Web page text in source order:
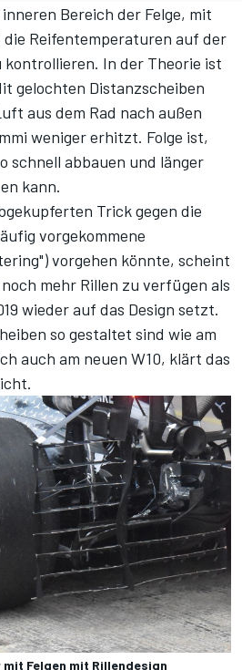
Bereich der Felge, mit
die Reifentemperaturen auf der
kontrollieren. In der Theorie ist
gelochten Distanzscheiben
aus dem Rad nach außen
weniger erhitzt. Folge ist,
schnell abbauen und länger
kann.
Trick gegen die
vorgekommene
vorgehen könnte, scheint
mehr Rillen zu verfügen als
wieder auf das Design setzt.
so gestaltet sind wie am
auch am neuen W10, klärt das
Felgen mit Rillendesign